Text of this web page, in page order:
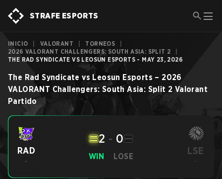
STRAFE ESPORTS
INICIO VALORANT TORNEOS
2026 VALORANT CHALLENGERS: SOUTH ASIA: SPLIT 2
THE RAD SYNDICATE VS LEOSUN ESPORTS - MAY 23, 2026
The Rad Syndicate vs Leosun Esports – 2026
VALORANT Challengers: South Asia: Split 2 Valorant
Partido
RAD
-
WIN
2 - 0
LOSE LSE
-